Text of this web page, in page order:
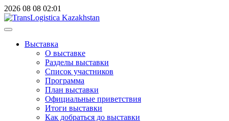
2026 08 08 02:01
Выставка
О выставке
Разделы выставки
Список участников
Программа
План выставки
Официальные приветствия
Итоги выставки
Как добраться до выставки